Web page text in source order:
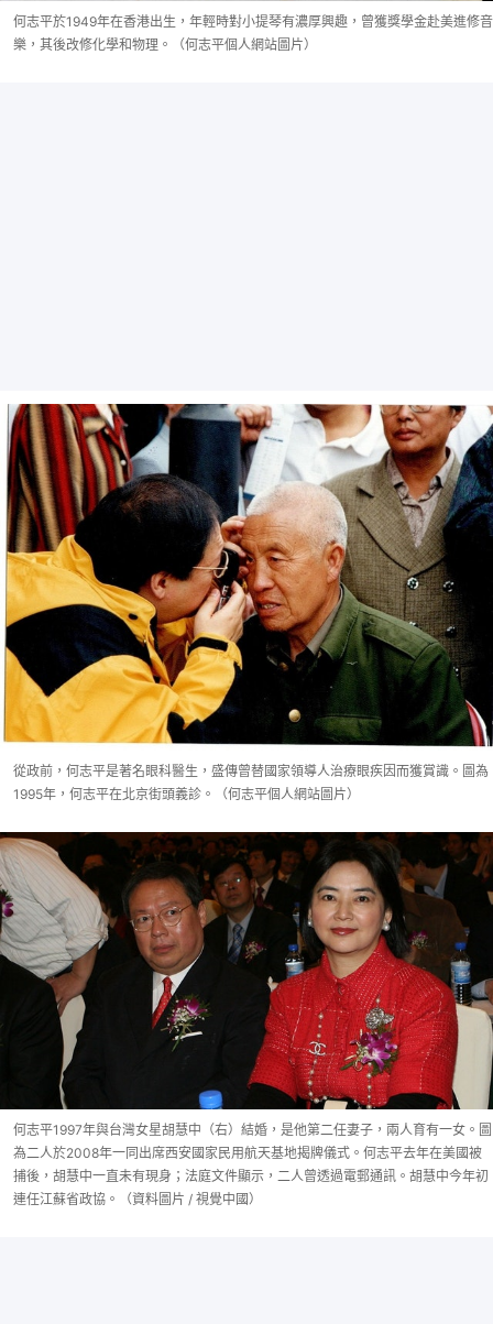
何志平於1949年在香港出生，年輕時對小提琴有濃厚興趣，曾獲獎學金赴美進修音
樂，其後改修化學和物理。（何志平個人網站圖片）
從政前，何志平是著名眼科醫生，盛傳曾替國家領導人治療眼疾因而獲賞識。圖為
1995年，何志平在北京街頭義診。（何志平個人網站圖片）
何志平1997年與台灣女星胡慧中（右）結婚，是他第二任妻子，兩人育有一女。圖
為二人於2008年一同出席西安國家民用航天基地揭牌儀式。何志平去年在美國被
捕後，胡慧中一直未有現身；法庭文件顯示，二人曾透過電郵通訊。胡慧中今年初
連任江蘇省政協。（資料圖片 / 視覺中國）